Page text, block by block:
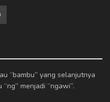
“bambu” yang selanjutnya
menjadi “ngawi”.